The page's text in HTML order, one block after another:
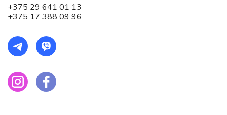
+375 29 641 01 13
+375 17 388 09 96